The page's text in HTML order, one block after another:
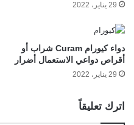
29 يناير، 2022
دواء كيورام Curam شراب أو
أقراص دواعي الاستعمال أضرار
29 يناير، 2022
اترك تعليقاً